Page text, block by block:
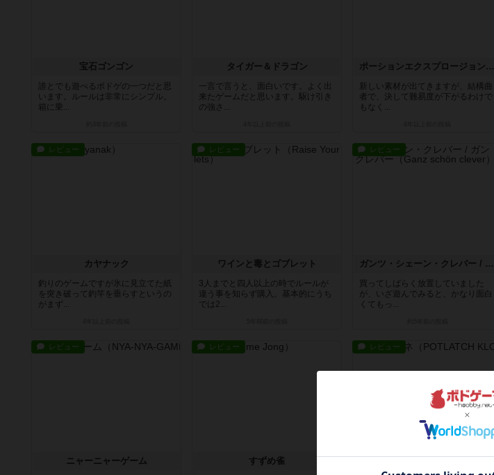
宝石ゴンゴン
誰とでも遊べるボドゲの一つだと思
います。ルールは非常にシンプル。
箱に乗...
タイガー＆ドラゴン
一言で言うと、面白いです。よく出
来たゲームだと思います。駆け引き
の強さ...
ポーションエクスプロージョン：第六の生徒
新しい素材が出てきますが、結構曲
者で、決して難易度が下がるわけで
もなく...
レビュー
カヤナック
釣りのゲームですが氷に見立てた紙
を突き破って釣竿を垂らすというの
がまず...
レビュー
ワインと毒とゴブレット
3人までと四人以上の時でルールが
違う事を知らず購入。基本的にうち
では2...
レビュー
ガンツ・シェーン・クレバー / ガン・シュン・クレバー
買ってしばらく放置していました
が、いざ遊んでみると、かなり面白
くてもっ...
レビュー
ニャーニャーゲーム
レビュー
すずめ雀
レビュー